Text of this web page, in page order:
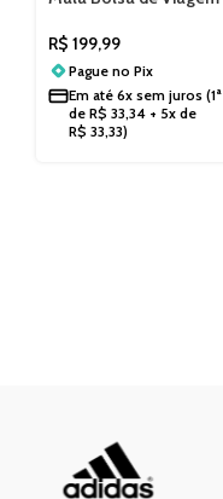
SLS4G
R$ 199,99
Pague no Pix
Em até 6x sem juros (1ª
de R$ 33,34 + 5x de
R$ 33,33)